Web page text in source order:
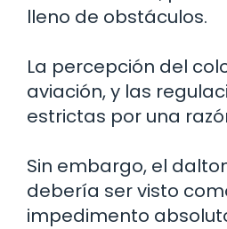
lleno de obstáculos.
La percepción del
aviación, y las
estrictas por una
Sin embargo, el
debería ser visto
impedimento